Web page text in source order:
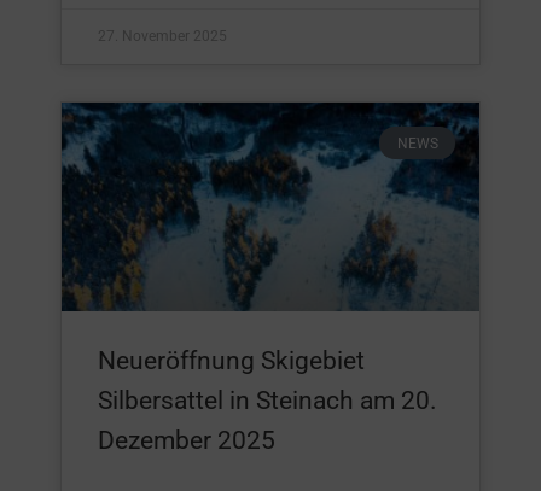
27. November 2025
NEWS
Neueröffnung Skigebiet
Silbersattel in Steinach am 20.
Dezember 2025